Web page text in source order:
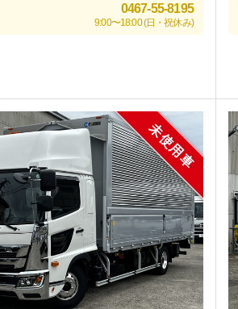
0467-55-8195
9:00〜18:00 (日・祝休み)
未使用車